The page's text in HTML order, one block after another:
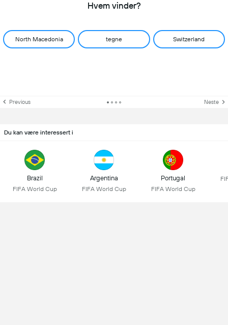
Hvem vinder?
North Macedonia tegne Switzerland
Previous Neste
Du kan være interessert i
Brazil
FIFA World Cup
Argentina
FIFA World Cup
Portugal
FIFA World Cup